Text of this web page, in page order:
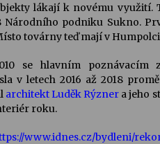
koncerty ve Stromovce: Rufus
7. 2026
kulturou kousek za Humpolec. V
ožije odkaz Josefa Čapka
7. 2026
lákají k novému
Národního podniku Sukno.
továrny teď mají v
se hlavním poznávacím
v letech 2016 až 2018
architekt Luděk Rýzner a jeho
roku.
www.idnes.cz/bydleni/